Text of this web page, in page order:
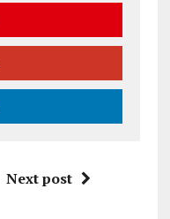
Next post